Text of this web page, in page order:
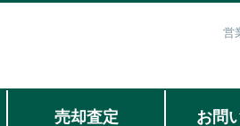
営
売却査定 お問